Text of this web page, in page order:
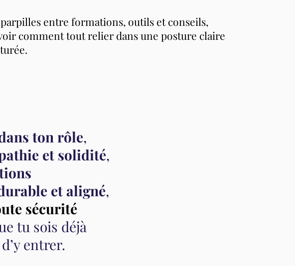
entre formations, outils et conseils,
comment tout relier dans une posture claire
ton rôle,
et solidité,
et aligné,
sécurité
tu sois déjà
entrer.